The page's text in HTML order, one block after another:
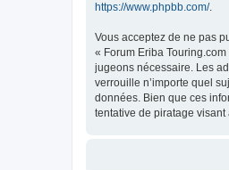
https://www.phpbb.com/.
Vous acceptez de ne pas
« Forum Eriba
jugeons nécessaire. Les
verrouille n’importe quel
données. Bien que ces
tentative de piratage